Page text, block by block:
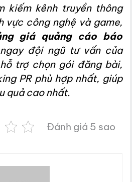
kiếm kênh truyền thông
vực công nghệ và game,
giá quảng cáo báo
đội ngũ tư vấn của
trợ chọn gói đăng bài,
PR phù hợp nhất, giúp
quả cao nhất.
Đánh giá 5 sao